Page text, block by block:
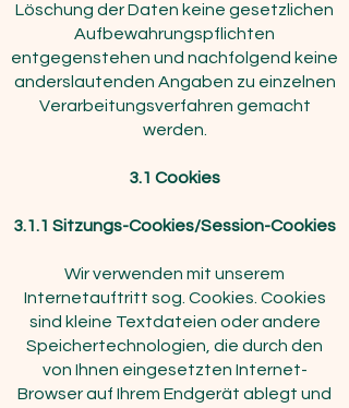
Löschung der Daten keine gesetzlichen
Aufbewahrungspflichten
entgegenstehen und nachfolgend keine
anderslautenden Angaben zu einzelnen
Verarbeitungsverfahren gemacht
werden.
3.1 Cookies
3.1.1 Sitzungs-Cookies/Session-Cookies
Wir verwenden mit unserem
Internetauftritt sog. Cookies. Cookies
sind kleine Textdateien oder andere
Speichertechnologien, die durch den
von Ihnen eingesetzten Internet-
Browser auf Ihrem Endgerät ablegt und